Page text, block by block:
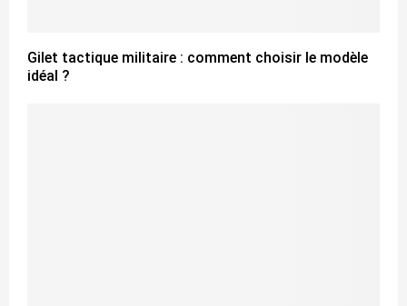
Gilet tactique militaire : comment choisir le modèle
idéal ?